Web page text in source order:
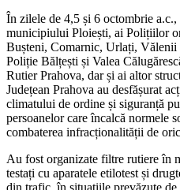
În zilele de 4,5 și 6 octombrie
municipiului Ploiești, ai Polițiilor
Bușteni, Comarnic, Urlați,
Poliție Bălțești și Valea
Rutier Prahova, dar și ai altor
Județean Prahova au desfășurat
climatului de ordine și siguranță
persoanelor care încalcă normele
combaterea infracționalității de
Au fost organizate filtre rutiere în
testați cu aparatele etilotest și
din trafic, în situațiile prevăzute